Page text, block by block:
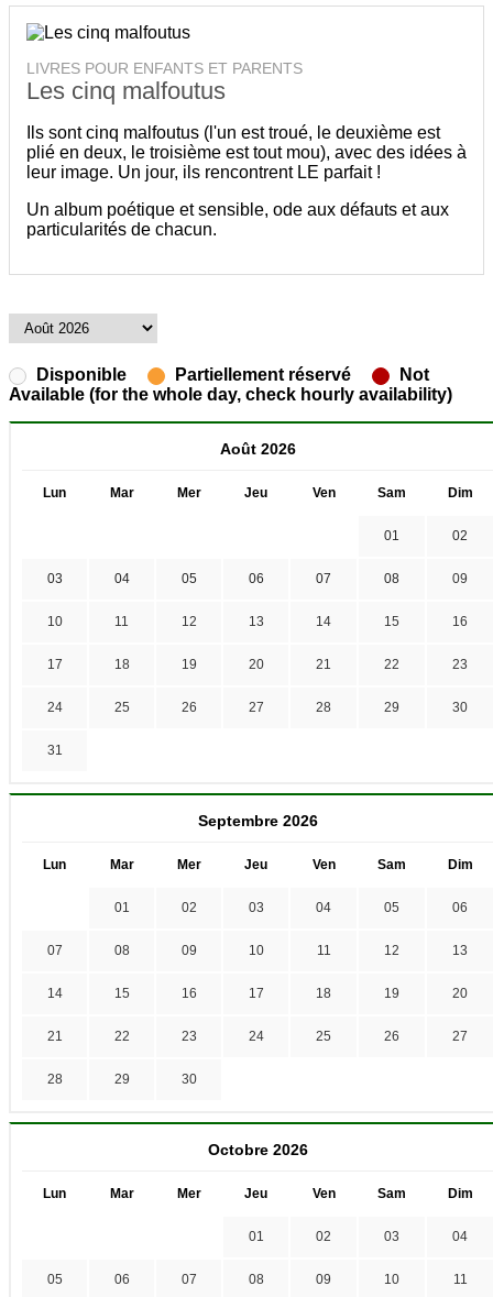
LIVRES POUR ENFANTS ET PARENTS
Les cinq malfoutus
Ils sont cinq malfoutus (l'un est troué, le deuxième est
plié en deux, le troisième est tout mou), avec des idées à
leur image. Un jour, ils rencontrent LE parfait !
Un album poétique et sensible, ode aux défauts et aux
particularités de chacun.
Disponible Partiellement réservé
Not
Available (for the whole day, check hourly availability)
Août 2026
Lun Mar Mer Jeu Ven Sam Dim
01 02
03 04 05 06 07 08 09
10 11 12 13 14 15 16
17 18 19 20 21 22 23
24 25 26 27 28 29 30
31
Septembre 2026
Lun Mar Mer Jeu Ven Sam Dim
01 02 03 04 05 06
07 08 09 10 11 12 13
14 15 16 17 18 19 20
21 22 23 24 25 26 27
28 29 30
Octobre 2026
Lun Mar Mer Jeu Ven Sam Dim
01 02 03 04
05 06 07 08 09 10 11